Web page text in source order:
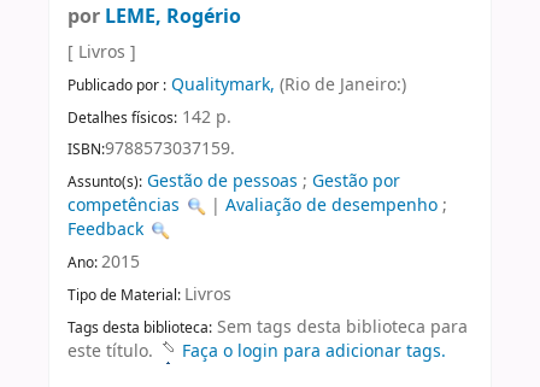
por LEME, Rogério
[ Livros ]
Publicado por : Qualitymark, (Rio de Janeiro:)
Detalhes físicos: 142 p.
ISBN:9788573037159.
Assunto(s): Gestão de pessoas ; Gestão por
competências
|Avaliação de desempenho;
Feedback
Ano:2015
Tipo de Material: Livros
Tags desta biblioteca: Sem tags desta biblioteca para
este título.
Faça o login para adicionar tags.